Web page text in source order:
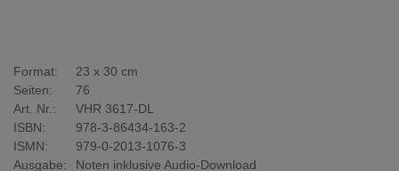
Format:
23 x 30 cm
Seiten:
76
Art. Nr.:
VHR 3617-DL
ISBN:
978-3-86434-163-2
ISMN:
979-0-2013-1076-3
Ausgabe:
Noten inklusive Audio-Download